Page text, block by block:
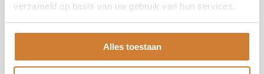
verzameld op basis van uw gebruik van hun services.
Alles toestaan
Gelimiteerde oplage, genummerd, certificaat
van echtheid
Machinaal geweven